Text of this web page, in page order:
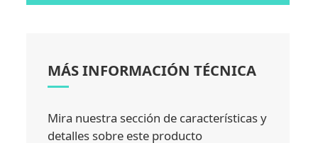
MÁS INFORMACIÓN TÉCNICA
Mira nuestra sección de características y
detalles sobre este producto